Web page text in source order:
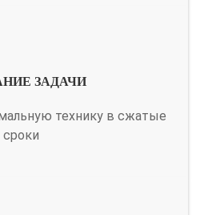
ЗАДАЧИ
технику в сжатые
сроки